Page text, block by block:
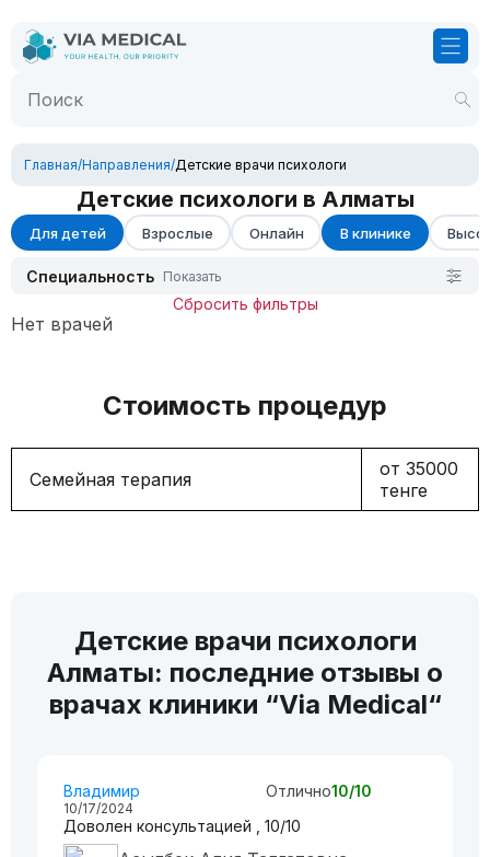
Главная/Направления/Детские врачи психологи
Детские психологи в Алматы
Для детей Взрослые Онлайн В клинике
Специальность Показать
Сбросить фильтры
Нет врачей
Стоимость процедур
Семейная терапия
от 35000
тенге
Детские врачи психологи
Алматы: последние отзывы о
врачах клиники “Via Medical“
Владимир Отлично10/10
10/17/2024
Доволен консультацией , 10/10